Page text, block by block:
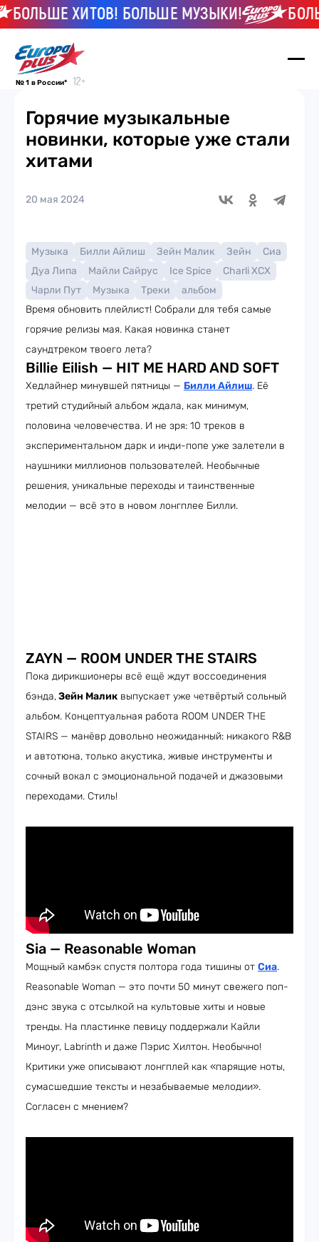
ХИТОВ! БОЛЬШЕ МУЗЫКИ!
№ 1 в России*
Горячие музыкальные
новинки, которые уже стали
хитами
20 мая 2024
Музыка Билли Айлиш Зейн Малик Зейн
Сиа
Дуа Липа
Майли Сайрус Ice Spice
Charli XCX
Чарли Пут
Музыка Треки
альбом
Время обновить плейлист! Собрали для тебя самые
горячие релизы мая. Какая новинка станет
саундтреком твоего лета?
Billie Eilish — HIT ME HARD AND SOFT
Хедлайнер минувшей пятницы — Билли Айлиш. Её
третий студийный альбом ждала, как минимум,
половина человечества. И не зря: 10 треков в
экспериментальном дарк и инди-попе уже залетели в
наушники миллионов пользователей. Необычные
решения, уникальные переходы и таинственные
мелодии — всё это в новом лонгплее Билли.
ZAYN — ROOM UNDER THE STAIRS
Пока дирикшионеры всё ещё ждут воссоединения
бэнда,Зейн Малик выпускает уже четвёртый сольный
альбом. Концептуальная работа ROOM UNDER THE
STAIRS — манёвр довольно неожиданный: никакого R&B
и автотюна, только акустика, живые инструменты и
сочный вокал с эмоциональной подачей и джазовыми
переходами. Стиль!
Sia — Reasonable Woman
Мощный камбэк спустя полтора года тишины от Сиа.
Reasonable Woman — это почти 50 минут свежего поп-
дэнс звука с отсылкой на культовые хиты и новые
тренды. На пластинке певицу поддержали Кайли
Миноуг, Labrinth и даже Пэрис Хилтон. Необычно!
Критики уже описывают лонгплей как «парящие ноты,
сумасшедшие тексты и незабываемые мелодии».
Согласен с мнением?